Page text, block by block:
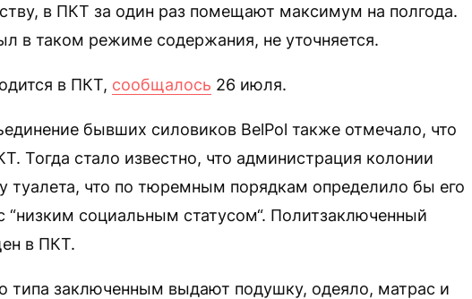
в ПКТ за один раз помещают максимум на полгода.
в таком режиме содержания, не уточняется.
в ПКТ, сообщалось 26 июля.
бывших силовиков BelPol также отмечало, что
Тогда стало известно, что администрация колонии
туалета, что по тюремным порядкам определило бы его
“низким социальным статусом“. Политзаключенный
в ПКТ.
типа заключенным выдают подушку, одеяло, матрас и